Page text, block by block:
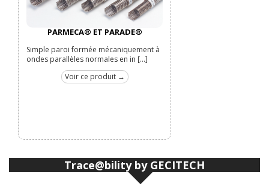
PARMECA® ET PARADE®
Simple paroi formée mécaniquement à
ondes parallèles normales en in [...]
Voir ce produit →
Trace@bility by GECITECH